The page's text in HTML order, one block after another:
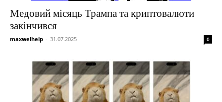
Медовий місяць Трампа та криптовалюти
закінчився
maxwelhelp - 31.07.2025 0